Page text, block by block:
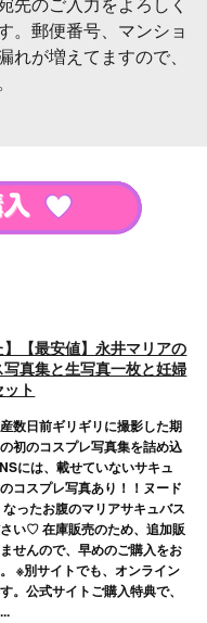
。郵便番号、マンショ
れが増えてますので、
】【最安値】永井マリアの
真集と生写真一枚と妊婦
ト
数日前ギリギリに撮影した期
初のコスプレ写真集を詰め込
には、載せていないサキュ
コスプレ写真あり！！ヌード
ったお腹のマリアサキュバス
い♡ 在庫販売のため、追加販
せんので、早めのご購入をお
※別サイトでも、オンライン
。公式サイトご購入特典で、